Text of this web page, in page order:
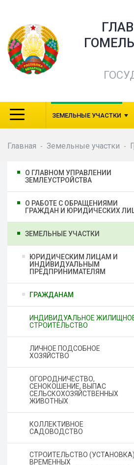
ЗЕМЕЛЬНЫЕ УЧАСТКИ
Главная - Земельные участки -
О ГЛАВНОМ УПРАВЛЕНИИ
ЗЕМЛЕУСТРОЙСТВА
О РАБОТЕ С ОБРАЩЕНИЯМИ
ГРАЖДАН И ЮРИДИЧЕСКИХ
ЗЕМЕЛЬНЫЕ УЧАСТКИ
ЮРИДИЧЕСКИМ ЛИЦАМ И
ИНДИВИДУАЛЬНЫМ
ПРЕДПРИНИМАТЕЛЯМ
ГРАЖДАНАМ
ИНДИВИДУАЛЬНОЕ
СТРОИТЕЛЬСТВО
ЛИЧНОЕ ПОДСОБНОЕ
ХОЗЯЙСТВО
ОГОРОДНИЧЕСТВО,
СЕНОКОШЕНИЕ, ВЫПАС
СЕЛЬСКОХОЗЯЙСТВЕННЫХ
ЖИВОТНЫХ
КОЛЛЕКТИВНОЕ
САДОВОДСТВО
СТРОИТЕЛЬСТВО (УСТАНОВКА)
ВРЕМЕННЫХ